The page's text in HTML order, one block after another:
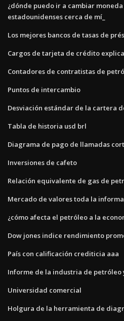
¿dónde puedo ir a cambiar
estadounidenses cerca de mí_
Los mejores bancos de tasas de
Cargos de tarjeta de crédito
Contadores de contratistas de
Puntos de intercambio
Desviación estándar de la cartera
Tabla de historia usd brl
Diagrama de pago de llamadas
Inversiones de cafeto
Relación equivalente de gas de
Mercado de valores toda la
¿cómo afecta el petróleo a la
Dow jones indice rendimiento
País con calificación crediticia aaa
Informe de la industria de petróleo
Universidad comercial
Holgura de la herramienta de